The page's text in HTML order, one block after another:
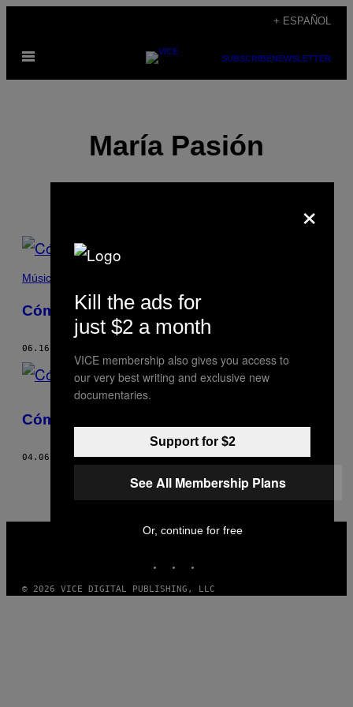
contenido
+ ESPAÑOL
Abrir
SUBSCRIBENEWSLETTER
María Pasión
POSTS
BY
THIS
AUTHOR
Música
Cómo convertirse en una ‘squirter’
06.16.17
Cómo convertirse en una ‘squirter’
04.06.17 PORMARÍA PASIÓNANDBARANDA PONS
© 2026 VICE DIGITAL PUBLISHING, LLC
×
Kill the ads for
just $2 a month
VICE membership also gives you access to
our very best writing and exclusive new
documentaries.
Support for $2
See All Membership Plans
Or, continue for free